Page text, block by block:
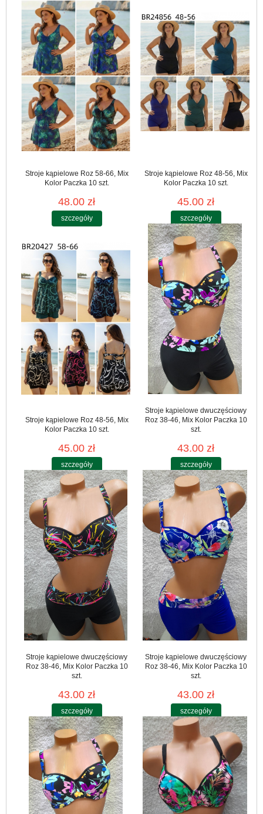
Stroje kąpielowe Roz 58-66, Mix
Kolor Paczka 10 szt.
48.00 zł
szczegóły
Stroje kąpielowe Roz 48-56, Mix
Kolor Paczka 10 szt.
45.00 zł
szczegóły
Stroje kąpielowe Roz 48-56, Mix
Kolor Paczka 10 szt.
45.00 zł
szczegóły
Stroje kąpielowe dwuczęściowy
Roz 38-46, Mix Kolor Paczka 10
szt.
43.00 zł
szczegóły
Stroje kąpielowe dwuczęściowy
Roz 38-46, Mix Kolor Paczka 10
szt.
43.00 zł
szczegóły
Stroje kąpielowe dwuczęściowy
Roz 38-46, Mix Kolor Paczka 10
szt.
43.00 zł
szczegóły